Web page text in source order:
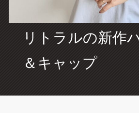
CONCEPT
リトラルの新作
＆キャップ